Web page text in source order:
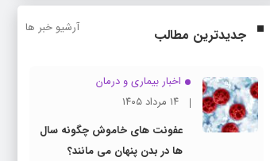
جدیدترین مطالب آرشیو خبر ها
اخبار بیماری و درمان
۱۴ مرداد ۱۴۰۵
عفونت های خاموش چگونه سال
ها در بدن پنهان می مانند؟